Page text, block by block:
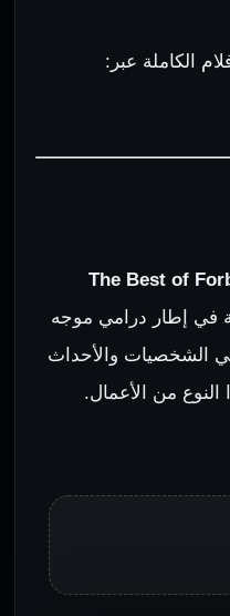
الكاملة عبر:
The Best of
في إطار درامي موجه
في الشخصيات والأحداث
النوع من الأعمال.